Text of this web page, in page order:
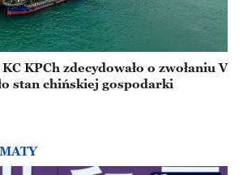
KPCh zdecydowało o zwołaniu V
stan chińskiej gospodarki